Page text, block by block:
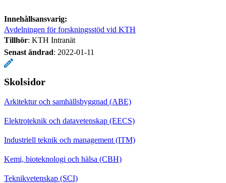
Innehållsansvarig:
Avdelningen för forskningsstöd vid KTH
Tillhör: KTH Intranät
Senast ändrad: 2022-01-11
Skolsidor
Arkitektur och samhällsbyggnad (ABE)
Elektroteknik och datavetenskap (EECS)
Industriell teknik och management (ITM)
Kemi, bioteknologi och hälsa (CBH)
Teknikvetenskap (SCI)